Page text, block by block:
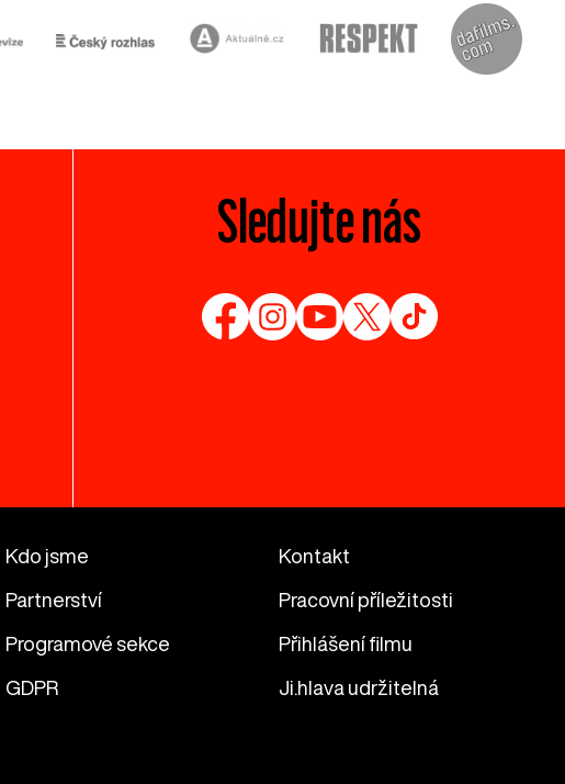
Sledujte nás
Kdo jsme Kontakt
Partnerství Pracovní příležitosti
Programové sekce Přihlášení filmu
GDPR Ji.hlava udržitelná